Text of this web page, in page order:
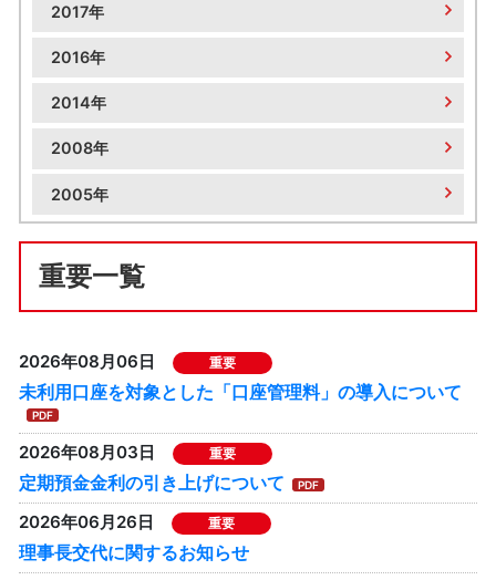
2017年
2016年
2014年
2008年
2005年
重要一覧
2026年08月06日 重要
未利用口座を対象とした「口座管理料」の導入について
2026年08月03日 重要
定期預金金利の引き上げについて
2026年06月26日 重要
理事長交代に関するお知らせ